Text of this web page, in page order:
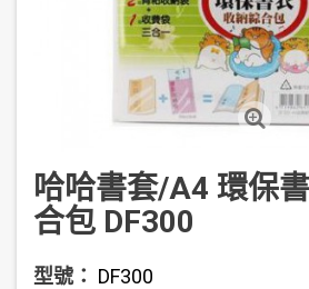
哈哈書套/A4 環保
合包 DF300
型號： DF300